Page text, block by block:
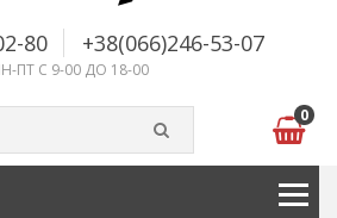
80 +38(066)246-53-07
ПТ С 9-00 ДО 18-00
0